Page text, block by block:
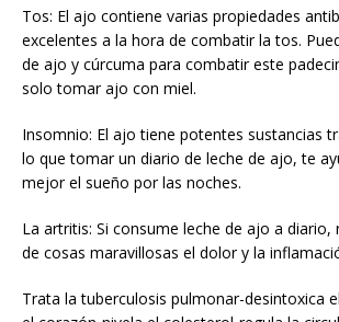
Tos: El ajo contiene varias propiedades
excelentes a la hora de combatir la tos.
de ajo y cúrcuma para combatir este
solo tomar ajo con miel.
Insomnio: El ajo tiene potentes sustancias
lo que tomar un diario de leche de ajo, te
mejor el sueño por las noches.
La artritis: Si consume leche de ajo a diario,
de cosas maravillosas el dolor y la
Trata la tuberculosis pulmonar-desintoxica